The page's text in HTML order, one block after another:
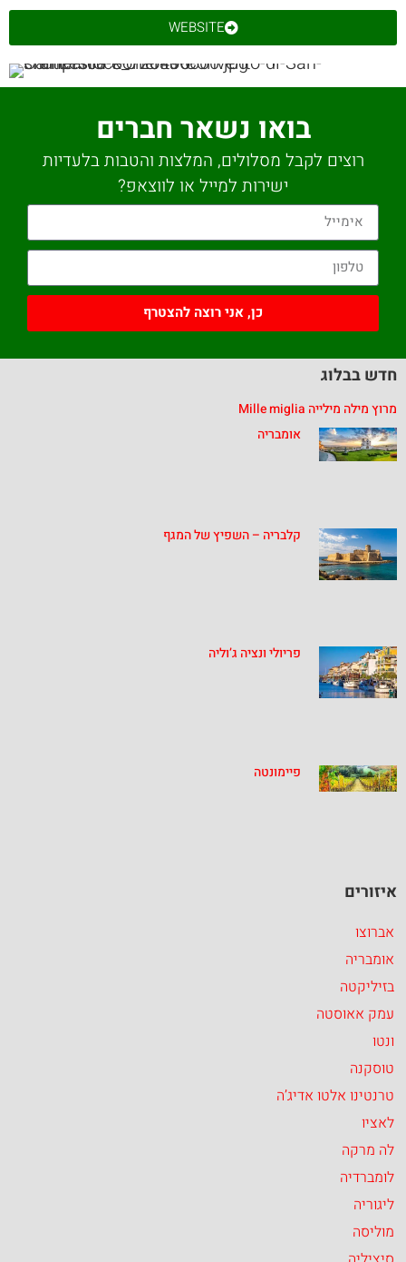
WEBSITE
בואו נשאר חברים
רוצים לקבל מסלולים, המלצות והטבות בלעדיות
ישירות למייל או לווצאפ?
כן, אני רוצה להצטרף
חדש בבלוג
מרוץ מילה מילייה Mille miglia
אומבריה
קלבריה – השפיץ של המגף
פריולי ונציה ג’וליה
פיימונטה
איזורים
אברוצו
אומבריה
בזיליקטה
עמק אאוסטה
ונטו
טוסקנה
טרנטינו אלטו אדיג’ה
לאציו
לה מרקה
לומברדיה
ליגוריה
מוליסה